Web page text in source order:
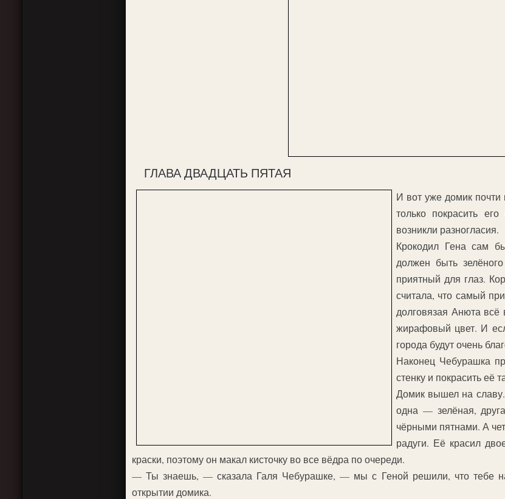
ГЛАВА ДВАДЦАТЬ ПЯТАЯ
И вот уже домик почти
только покрасить
возникли разногласия.
Крокодил Гена сам
должен быть
приятный для глаз.
считала, что самый
долговязая Анюта
жирафовый цвет. И
города будут очень
Наконец Чебурашка
стенку и покрасить её
Домик вышел на
одна — зелёная,
чёрными пятнами. А
радуги. Её красил
краски, поэтому он макал кисточку во все вёдра по очереди.
— Ты знаешь, — сказала Галя Чебурашке, — мы с Геной решили, что тебе
открытии домика.